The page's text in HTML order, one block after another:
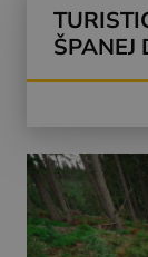
ŠPANEJ